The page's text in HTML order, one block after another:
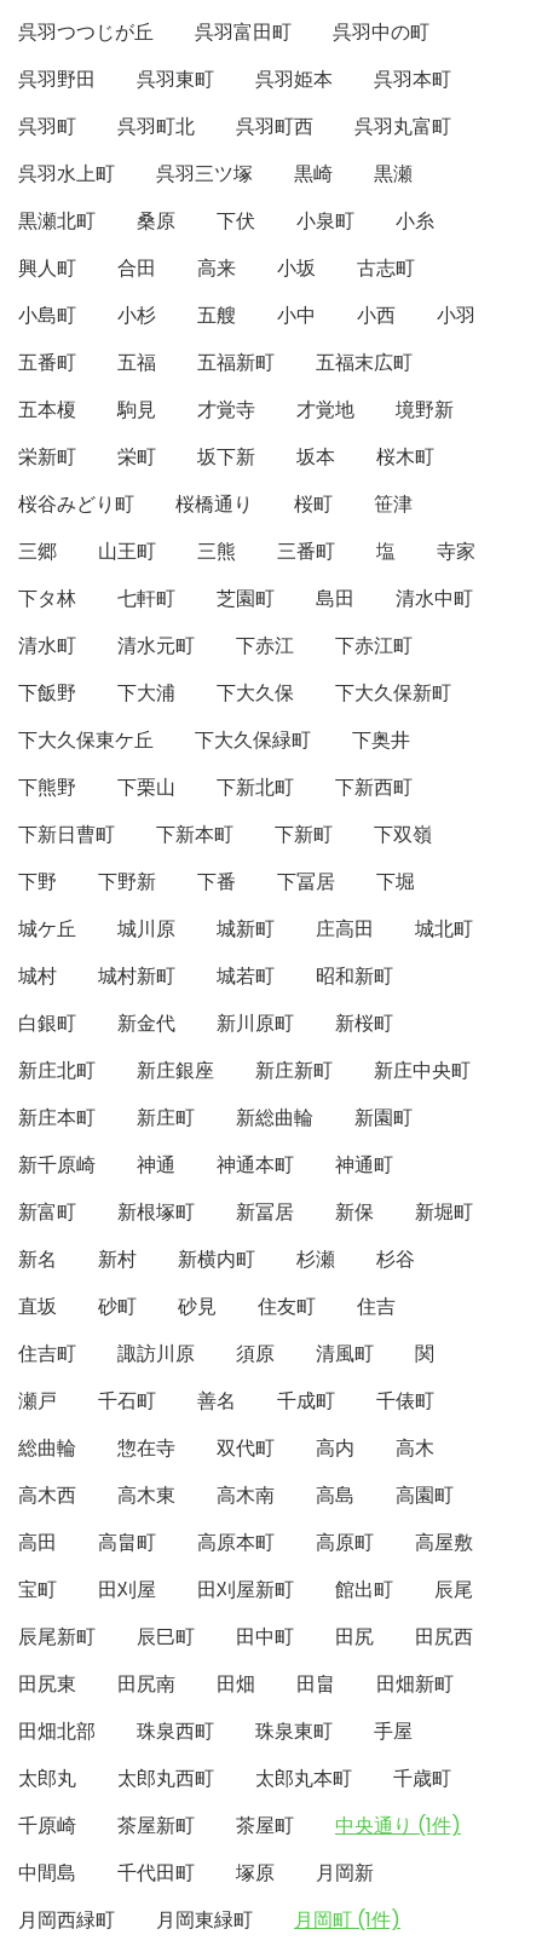
呉羽つつじが丘
呉羽富田町
呉羽中の町
呉羽野田
呉羽東町 呉羽姫本
呉羽本町
呉羽町
呉羽町北 呉羽町西
呉羽丸富町
呉羽水上町
呉羽三ツ塚 黒崎
黒瀬
黒瀬北町
桑原 下伏 小泉町
小糸
興人町
合田 高来 小坂
古志町
小島町
小杉 五艘 小中 小西
小羽
五番町
五福 五福新町
五福末広町
五本榎
駒見 才覚寺 才覚地
境野新
栄新町
栄町 坂下新 坂本
桜木町
桜谷みどり町
桜橋通り 桜町
笹津
三郷
山王町 三熊 三番町 塩
寺家
下タ林
七軒町 芝園町 島田
清水中町
清水町
清水元町 下赤江
下赤江町
下飯野
下大浦 下大久保
下大久保新町
下大久保東ケ丘
下大久保緑町
下奥井
下熊野
下栗山 下新北町
下新西町
下新日曹町
下新本町 下新町
下双嶺
下野
下野新 下番 下冨居
下堀
城ケ丘
城川原 城新町 庄高田
城北町
城村
城村新町 城若町
昭和新町
白銀町
新金代 新川原町
新桜町
新庄北町
新庄銀座 新庄新町
新庄中央町
新庄本町
新庄町 新総曲輪
新園町
新千原崎
神通 神通本町
神通町
新富町
新根塚町 新冨居 新保
新堀町
新名
新村 新横内町 杉瀬
杉谷
直坂
砂町 砂見 住友町
住吉
住吉町
諏訪川原 須原 清風町
関
瀬戸
千石町 善名 千成町
千俵町
総曲輪
惣在寺 双代町 高内
高木
高木西
高木東 高木南 高島
高園町
高田
高畠町 高原本町 高原町
高屋敷
宝町
田刈屋 田刈屋新町 館出町
辰尾
辰尾新町
辰巳町 田中町 田尻
田尻西
田尻東
田尻南 田畑 田畠
田畑新町
田畑北部
珠泉西町 珠泉東町
手屋
太郎丸
太郎丸西町 太郎丸本町
千歳町
千原崎
茶屋新町 茶屋町
中央通り (1件)
中間島
千代田町 塚原
月岡新
月岡西緑町
月岡東緑町
月岡町 (1件)